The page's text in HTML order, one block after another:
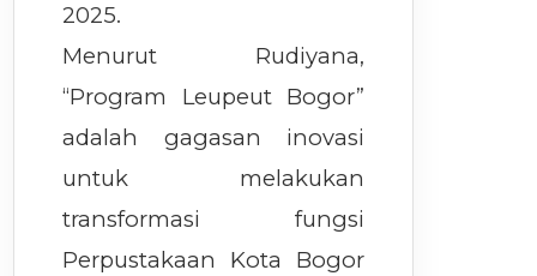
2025.
Menurut Rudiyana,
“Program Leupeut Bogor”
adalah gagasan inovasi
untuk melakukan
transformasi fungsi
Perpustakaan Kota Bogor